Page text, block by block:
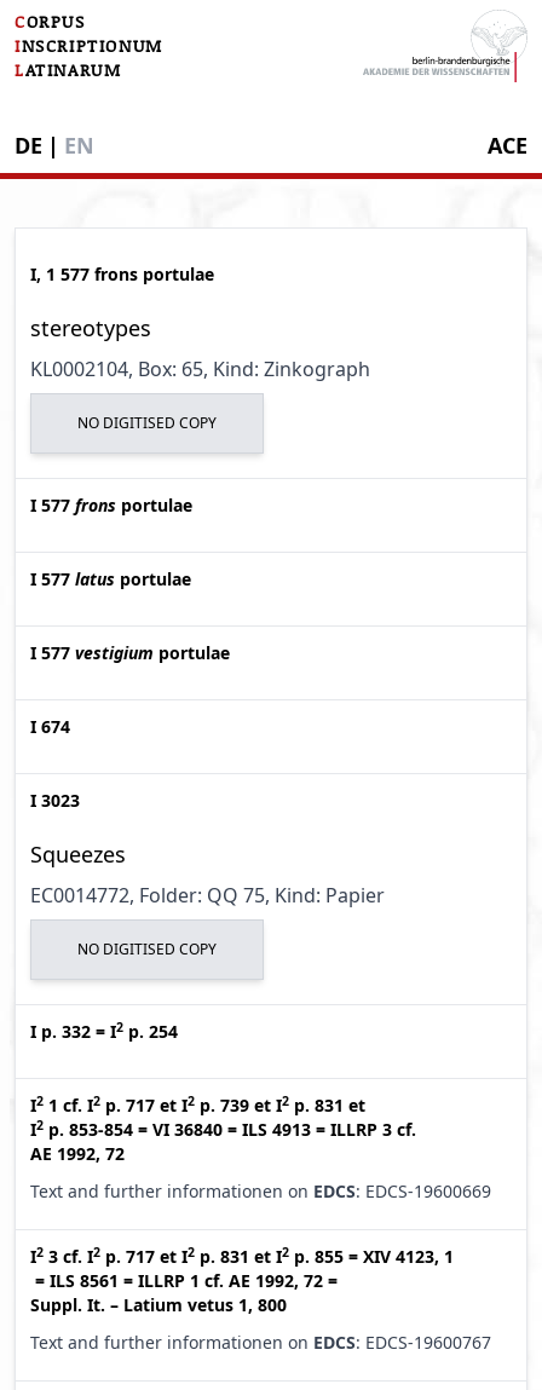
CORPUS
INSCRIPTIONUM
LATINARUM
DE | EN ACE
I, 1 577 frons portulae
stereotypes
KL0002104, Box: 65, Kind: Zinkograph
NO DIGITISED COPY
I 577 frons portulae
I 577 latus portulae
I 577 vestigium portulae
I 674
I 3023
Squeezes
EC0014772, Folder: QQ 75, Kind: Papier
NO DIGITISED COPY
I p. 332 = I2 p. 254
I2 1 cf. I2 p. 717 et I2 p. 739 et I2 p. 831 et
I2 p. 853-854 = VI 36840 = ILS 4913 = ILLRP 3 cf.
AE 1992, 72
Text and further informationen on EDCS: EDCS-19600669
I2 3 cf. I2 p. 717 et I2 p. 831 et I2 p. 855 = XIV 4123, 1
= ILS 8561 = ILLRP 1 cf. AE 1992, 72 =
Suppl. It. – Latium vetus 1, 800
Text and further informationen on EDCS: EDCS-19600767